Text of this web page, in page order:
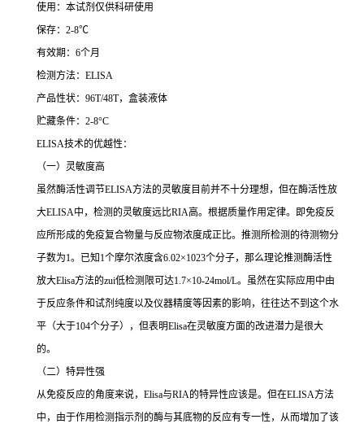
使用：本试剂仅供科研使用
保存： 2-8℃
有效期： 6个月
检测方法： ELISA
产品性状： 96T/48T，盒装液体
贮藏条件： 2-8°C
ELISA技术的优越性：
（一）灵敏度高
虽然酶活性调节ELISA方法的灵敏度目前并不十分理想，但在酶活性放
大ELISA中，检测的灵敏度远比RIA高。根据质量作用定律。即免疫反
应所形成的免疫复合物量与反应物浓度成正比。推测所检测的待测物分
子数为1。已知 1个摩尔浓度含6.02×1023个分子，那么理论推测酶活性
放大Elisa方法的zui低检测限可达1.7×10-24mol/L。虽然在实际应用中由
于反应条件和试剂纯度以及仪器精度等因素的影响，往往达不到这个水
平（大于104个分子），但表明Elisa在灵敏度方面的改进潜力是很大
的。
（二）特异性强
从免疫反应的角度来说， Elisa与RIA的特异性应该是。但在ELISA方法
中，由于作用检测指示剂的酶与其底物的反应有专一性，从而增加了该